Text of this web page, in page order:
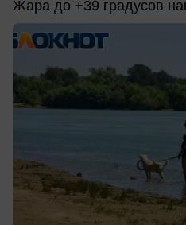
Жара до +39 градусов